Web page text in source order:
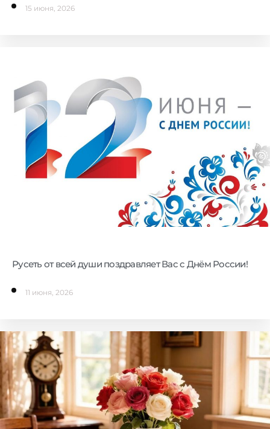
15 июня, 2026
Русеть от всей души поздравляет Вас с Днём России!
11 июня, 2026